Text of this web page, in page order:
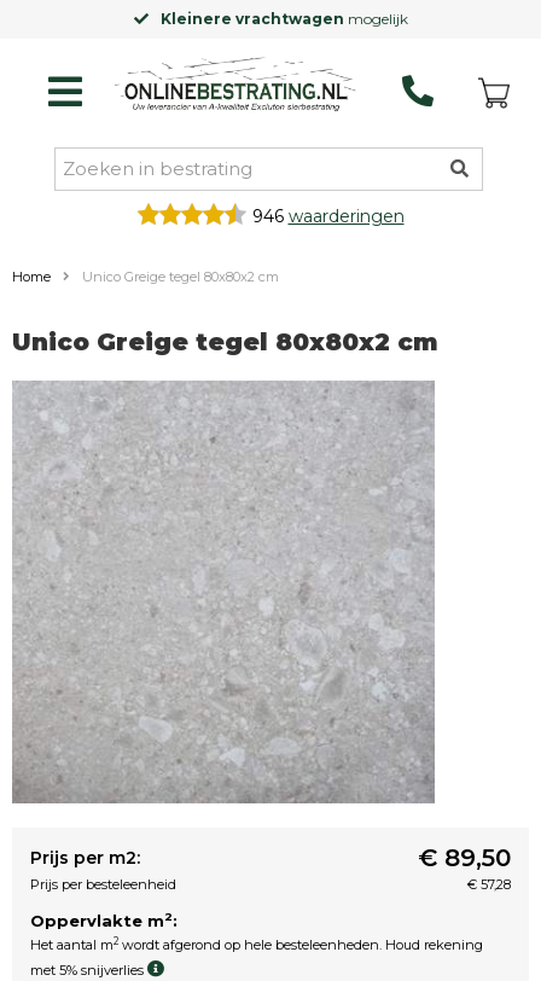
Kleinere vrachtwagen mogelijk
946 waarderingen
Home Unico Greige tegel 80x80x2 cm
Unico Greige tegel 80x80x2 cm
Prijs per m2: € 89,50
Prijs per besteleenheid € 57,28
Oppervlakte m2:
Het aantal m2 wordt afgerond op hele besteleenheden. Houd rekening
met 5% snijverlies